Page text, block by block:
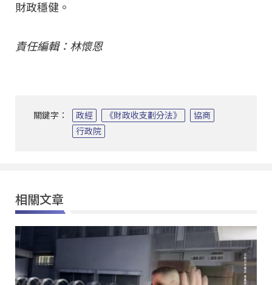
財政穩健。
責任編輯：林懷恩
關鍵字： 政經 《財政收支劃分法》
協商
行政院
相關文章